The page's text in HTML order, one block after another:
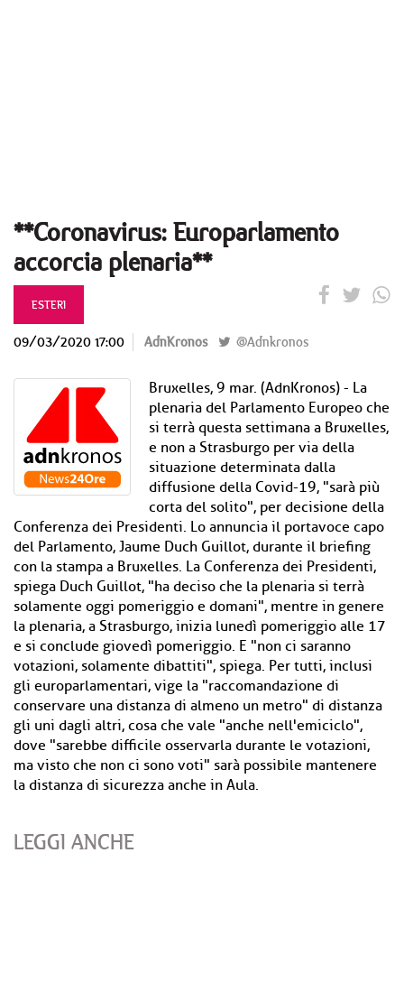
**Coronavirus: Europarlamento
accorcia plenaria**
ESTERI
09/03/2020 17:00 AdnKronos @Adnkronos
Bruxelles, 9 mar. (AdnKronos) - La
plenaria del Parlamento Europeo che
si terrà questa settimana a Bruxelles,
e non a Strasburgo per via della
situazione determinata dalla
diffusione della Covid-19, "sarà più
corta del solito", per decisione della
Conferenza dei Presidenti. Lo annuncia il portavoce capo
del Parlamento, Jaume Duch Guillot, durante il briefing
con la stampa a Bruxelles. La Conferenza dei Presidenti,
spiega Duch Guillot, "ha deciso che la plenaria si terrà
solamente oggi pomeriggio e domani", mentre in genere
la plenaria, a Strasburgo, inizia lunedì pomeriggio alle 17
e si conclude giovedì pomeriggio. E "non ci saranno
votazioni, solamente dibattiti", spiega. Per tutti, inclusi
gli europarlamentari, vige la "raccomandazione di
conservare una distanza di almeno un metro" di distanza
gli uni dagli altri, cosa che vale "anche nell'emiciclo",
dove "sarebbe difficile osservarla durante le votazioni,
ma visto che non ci sono voti" sarà possibile mantenere
la distanza di sicurezza anche in Aula.
LEGGI ANCHE